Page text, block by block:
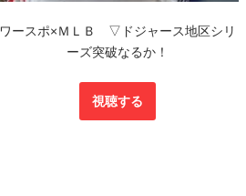
ワースポ×ＭＬＢ ▽ドジャース地区シリ
ーズ突破なるか！
視聴する